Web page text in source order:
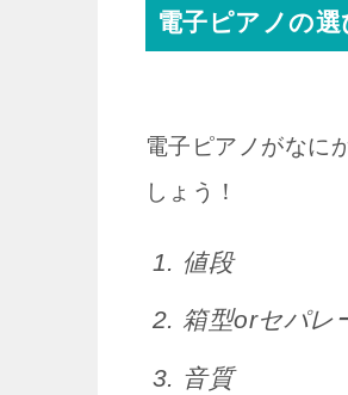
電子ピアノの選
電子ピアノがなに
しょう！
値段
箱型orセパレ
音質